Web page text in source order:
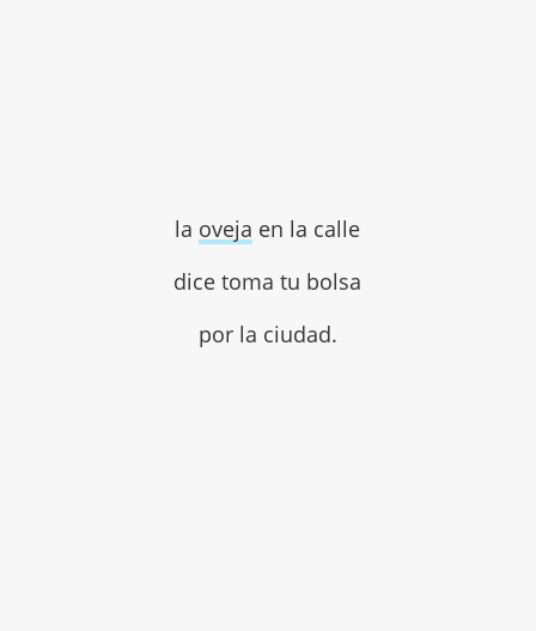
la oveja en la calle
dice toma tu bolsa
por la ciudad.